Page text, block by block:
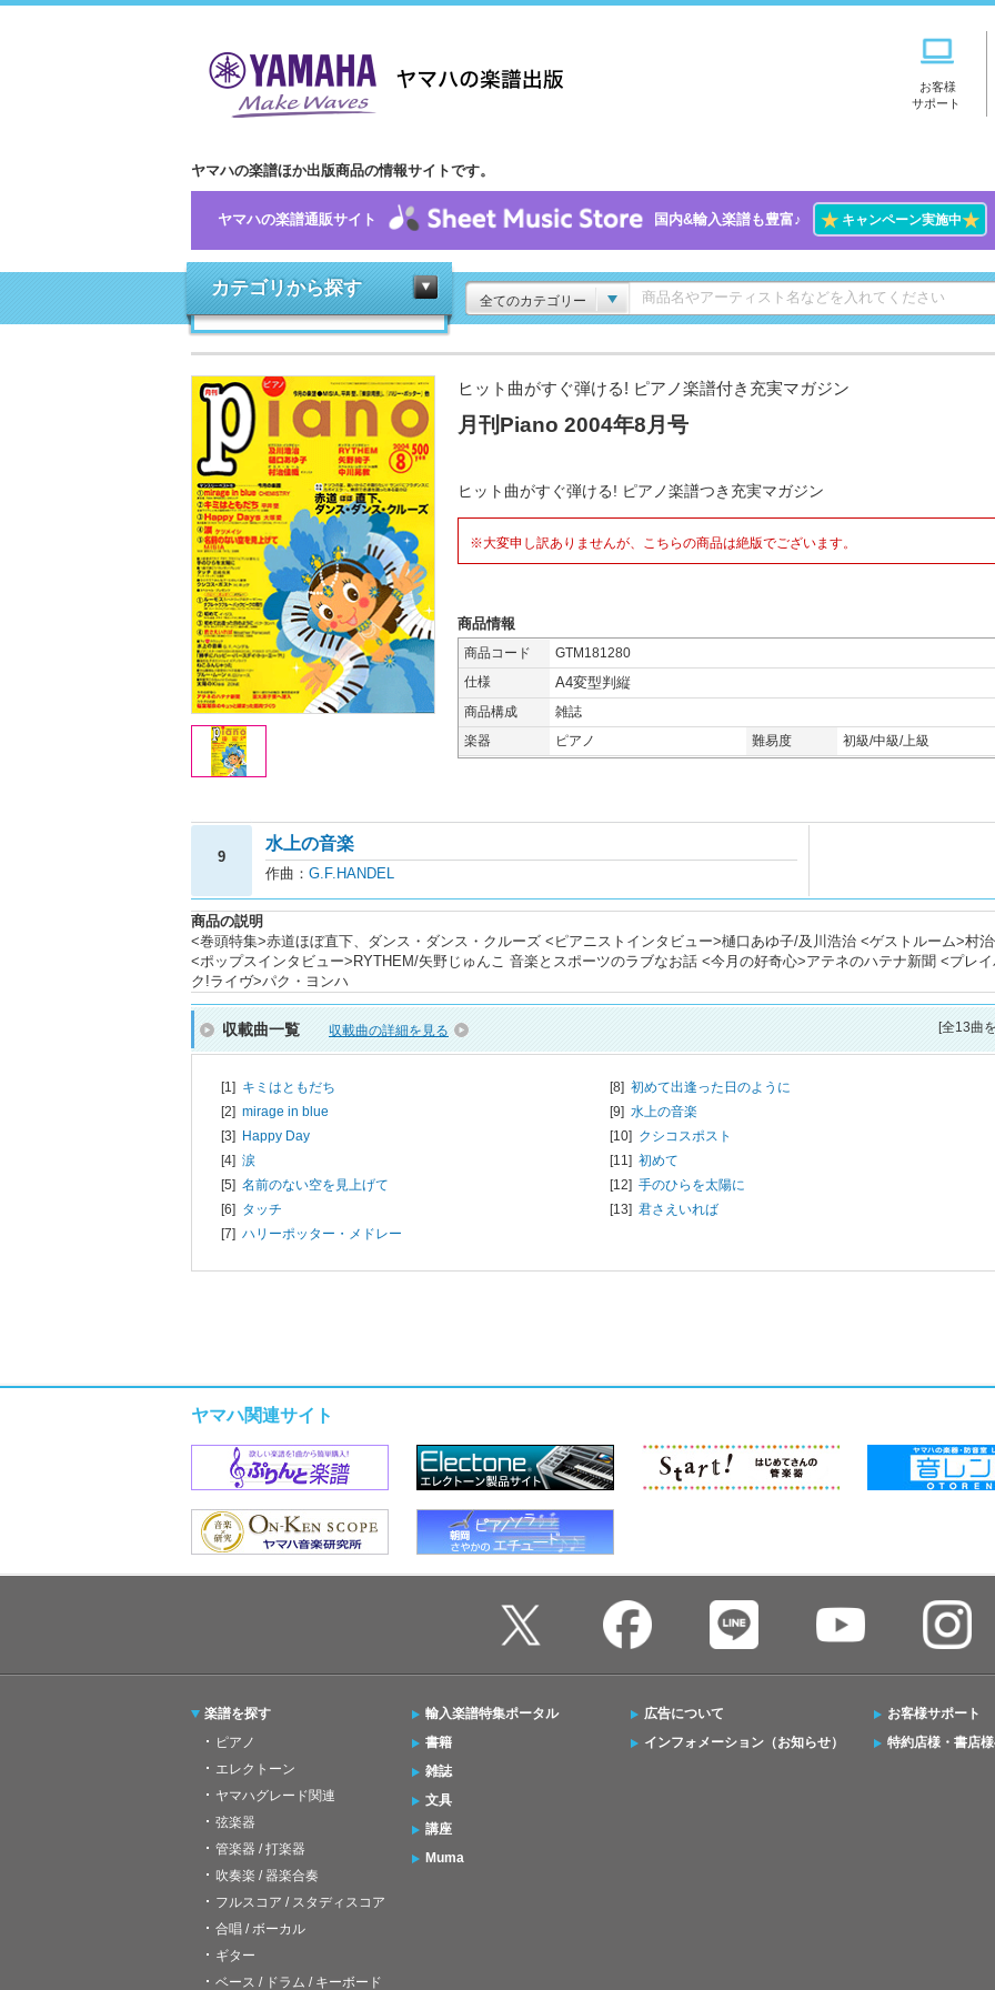
お客様
サポート
ヤマハの楽譜ほか出版商品の情報サイトです。
ヤマハの楽譜通販サイト 国内&輸入楽譜も豊富♪ ★キャンペーン実施中★
カテゴリから探す
全てのカテゴリー
ヒット曲がすぐ弾ける! ピアノ楽譜付き充実マガジン
月刊Piano 2004年8月号
ヒット曲がすぐ弾ける! ピアノ楽譜つき充実マガジン
※大変申し訳ありませんが、こちらの商品は絶版でございます。
商品情報
商品コード
GTM181280
仕様
A4変型判縦
商品構成
雑誌
楽器
ピアノ 難易度 初級/中級/上級
9
水上の音楽
作曲： G.F.HANDEL
商品の説明
<巻頭特集>赤道ほぼ直下、ダンス・ダンス・クルーズ <ピアニストインタビュー>樋口あゆ子/及川浩治 <ゲストルーム>村
<ポップスインタビュー>RYTHEM/矢野じゅんこ 音楽とスポーツのラブなお話 <今月の好奇心>アテネのハテナ新聞 <プレ
ク!ライヴ>パク・ヨンハ
収載曲一覧 収載曲の詳細を見る [全13曲
[1] キミはともだち
[2] mirage in blue
[3] Happy Day
[4] 涙
[5] 名前のない空を見上げて
[6] タッチ
[7] ハリーポッター・メドレー
[8] 初めて出逢った日のように
[9] 水上の音楽
[10] クシコスポスト
[11] 初めて
[12] 手のひらを太陽に
[13] 君さえいれば
ヤマハ関連サイト
楽譜を探す
ピアノ
エレクトーン
ヤマハグレード関連
弦楽器
管楽器 / 打楽器
吹奏楽 / 器楽合奏
フルスコア / スタディスコア
合唱 / ボーカル
ギター
ベース / ドラム / キーボード
輸入楽譜特集ポータル
書籍
雑誌
文具
講座
Muma
広告について
インフォメーション（お知らせ）
お客様サポート
特約店様・書店